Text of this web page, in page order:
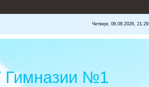
Четверг, 06.08.2026, 21:29
№1